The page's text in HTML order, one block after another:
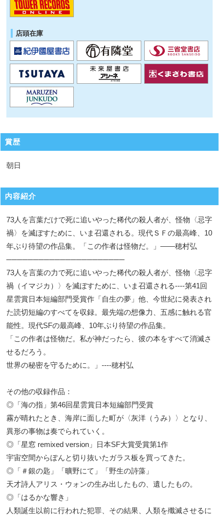
店頭在庫
賞歴
朝日
内容紹介
73人を言葉だけで死に追いやった稀代の殺人者が、怪物〈忌字
禍〉を滅ぼすために、いま召還される。現代ＳＦの最高峰、10
年ぶり待望の作品集。「この作者は怪物だ。」――穂村弘
──────────────────────
73人を言葉の力で死に追いやった稀代の殺人者が、怪物〈忌字
禍（イマジカ）〉を滅ぼすために、いま召還される----第41回
星雲賞日本短編部門受賞作「自生の夢」他、今世紀に発表され
た読切短編のすべてを収録。最先端の想像力、五感に触れる官
能性。現代SFの最高峰、10年ぶり待望の作品集。
「この作者は怪物だ。私が神だったら、彼の本をすべて消滅さ
せるだろう。
世界の秘密を守るために。」----穂村弘
その他の収録作品：
◎「海の指」第46回星雲賞日本短編部門受賞
霧が晴れたとき、海岸に面した町が〈灰洋（うみ）〉となり、
異形の事物は奏でられていく。
◎「星窓 remixed version」日本SF大賞受賞第1作
宇宙空間からぽんと切り抜いたガラス板を買ってきた。
◎「＃銀の匙」「曠野にて」「野生の詩藻」
天才詩人アリス・ウォンの生み出したもの、遺したもの。
◎「はるかな響き」
人類誕生以前に行われた犯罪、その結果、人類を殲滅させるに